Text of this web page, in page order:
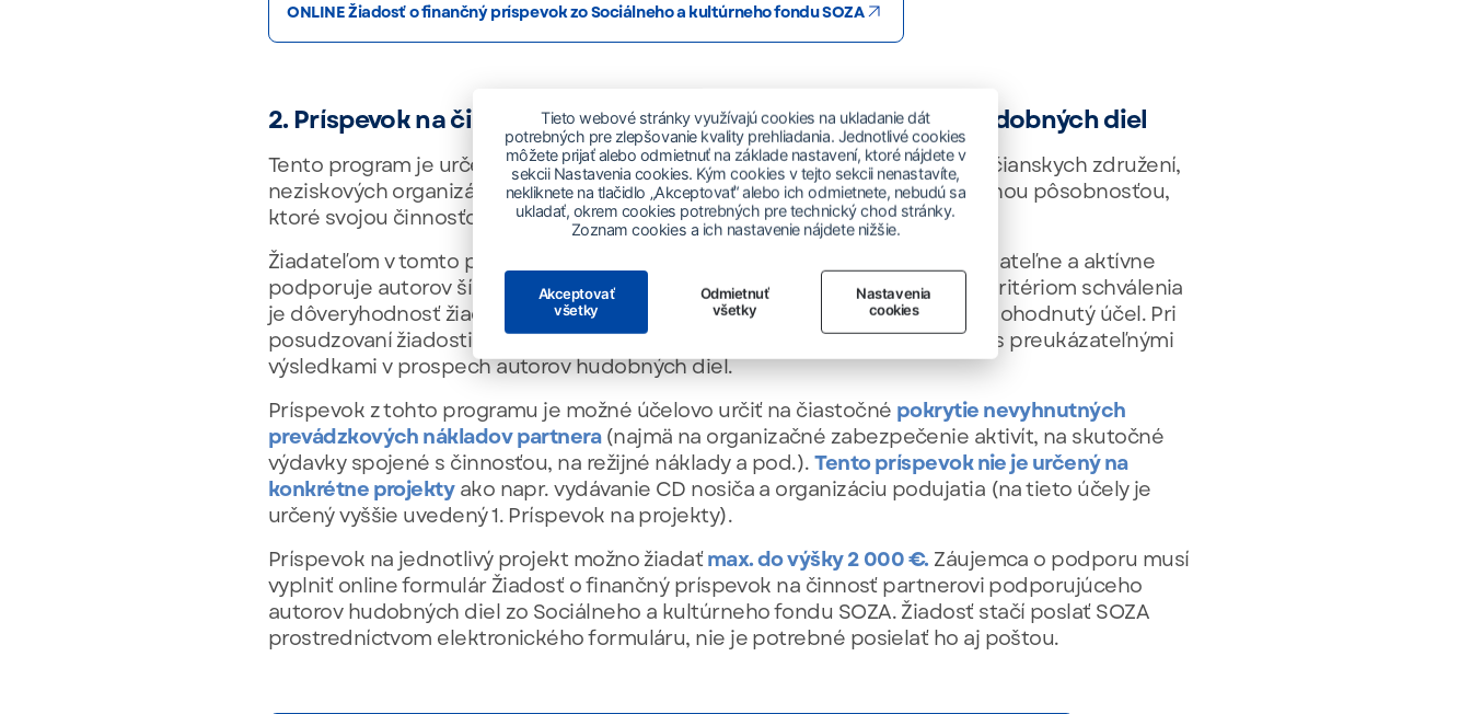
ONLINE Žiadosť o finančný príspevok zo Sociálneho a kultúrneho fondu SOZA
2. Príspevok na činnosť partnerom podporujúcich autorov hudobných diel
Tento program je určený na podporučinnosti právnických osôb(najmä občianskych združení,
neziskových organizácií a nadácií) s celoslovenskou, prípadne medzinárodnou pôsobnosťou,
ktoré svojou činnosťou podporujú autorov hudobných diel.
Žiadateľom v tomto programe môže byť
, ktorá preukázateľne a aktívne
podporuje autorov šírením ich pôvodných hudobných diel. Rozhodujúcim kritériom schválenia
je dôveryhodnosť žiadateľa garantujúca využitie prostriedkov na rámcovo dohodnutý účel. Pri
posudzovaní žiadosti o príspevok sa prihliada najmä na kontinuitu činnosti s preukázateľnými
výsledkami v prospech autorov hudobných diel.
Príspevok z tohto programu je možné účelovo určiť na čiastočné pokrytie nevyhnutných
prevádzkových nákladov partnera(najmä na organizačné zabezpečenie aktivít, na skutočné
výdavky spojené s činnosťou, na režijné náklady a pod.).Tento príspevok nie je určený na
konkrétne projektyako napr. vydávanie CD nosiča a organizáciu podujatia (na tieto účely je
určený vyššie uvedený 1. Príspevok na projekty).
Príspevok na jednotlivý projekt možno žiadaťmax. do výšky 2 000 €. Záujemca o podporu musí
vyplniť online formulár Žiadosť o finančný príspevok na činnosť partnerovi podporujúceho
autorov hudobných diel zo Sociálneho a kultúrneho fondu SOZA. Žiadosť stačí poslať SOZA
prostredníctvom elektronického formuláru, nie je potrebné posielať ho aj poštou.
Tieto webové stránky využívajú cookies na ukladanie dát
potrebných pre zlepšovanie kvality prehliadania. Jednotlivé cookies
môžete prijať alebo odmietnuť na základe nastavení, ktoré nájdete v
sekcii Nastavenia cookies. Kým cookies v tejto sekcii nenastavíte,
nekliknete na tlačidlo „Akceptovať“ alebo ich odmietnete, nebudú sa
ukladať, okrem cookies potrebných pre technický chod stránky.
Zoznam cookies a ich nastavenie nájdete nižšie.
Akceptovať
všetky
Odmietnuť
všetky
Nastavenia
cookies